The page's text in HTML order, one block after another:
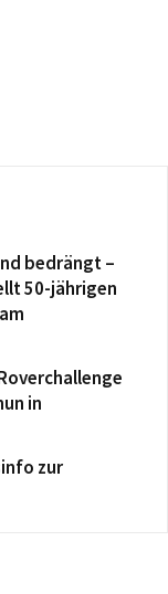
bedrängt –
50-jährigen
in
zur